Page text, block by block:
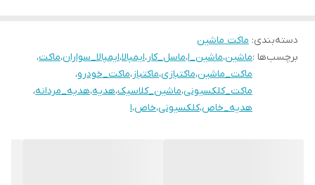
دسته‌بندی: ماکت ماشین
برچسب‌ها :ماشین،ماشین_ا،ماسل_کار،ایمپالا،ایمپالا_سواران،ماکت،
ماکت_ماشین،ماکتبازی،ماکتباز،ماکت_خودرو،
ماکت_کلکسیونی،ماشین_کلاسیک،هدیه،هدیه_مردانه،
هدیه_خاص،کلکسیونی،خاص،ا